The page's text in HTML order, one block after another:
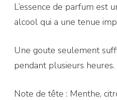
L’essence de parfum est
alcool qui a une tenue
Une goute seulement
pendant plusieurs heures.
Note de tête : Menthe,